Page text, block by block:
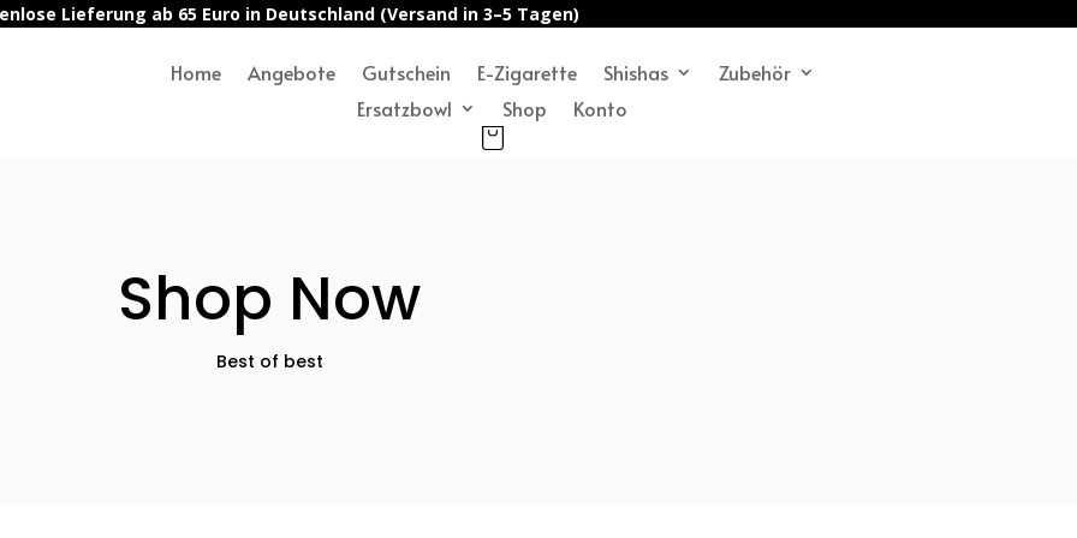
Lieferung ab 65 Euro in Deutschland (Versand in 3–5 Tagen)
Home Angebote Gutschein E-Zigarette Shishas
Zubehör
Ersatzbowl
Shop Konto
Shop Now
Best of best